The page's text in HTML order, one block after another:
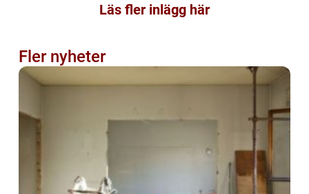
Läs fler inlägg här
Fler nyheter